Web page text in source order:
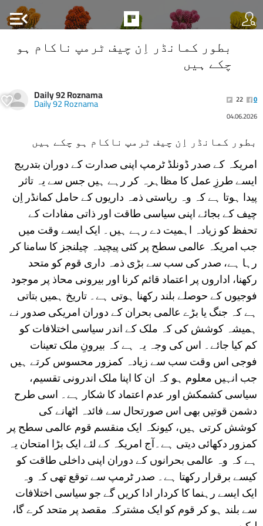
menu_open
بطور کمانڈر اِن چیف ٹرمپ ناکام ہو
چکے ہیں
Daily 92 Roznama
Daily 92 Roznama 22
0
04.06.2026
بطور کمانڈر اِن چیف ٹرمپ ناکام ہو چکے ہیں
امریکہ کے صدر ڈونلڈ ٹرمپ اپنی صدارت کے دوران بتدریج
ایسے طرزِ عمل کا مظاہرہ کر رہے ہیں جس سے یہ تاثر
پیدا ہوتا ہے کہ وہ ریاستی ذمہ داریوں کے حامل کمانڈر اِن
چیف کے بجائے اپنی سیاسی طاقت اور ذاتی مفادات کے
تحفظ کو زیادہ اہمیت دے رہے ہیں۔ ایک ایسے وقت میں
جب امریکہ عالمی سطح پر کئی پیچیدہ چیلنجز کا سامنا کر
رہا ہے، صدر کی سب سے بڑی ذمہ داری قوم کو متحد
رکھنا، اداروں پر اعتماد قائم کرنا اور بیرونی محاذ پر موجود
فوجیوں کے حوصلے بلند رکھنا ہوتی ہے۔ تاریخ ہمیں بتاتی
ہے کہ جنگ یا بڑے عالمی بحران کے دوران امریکی صدور نے
ہمیشہ کوشش کی کہ ملک کے اندر سیاسی اختلافات کو
کم کیا جائے۔ اس کی وجہ یہ ہے کہ بیرونِ ملک تعینات
فوجی اس وقت سب سے زیادہ کمزور محسوس کرتے ہیں
جب انہیں معلوم ہو کہ ان کا اپنا ملک اندرونی تقسیم،
سیاسی کشمکش اور عدم اعتماد کا شکار ہے۔ اسی طرح
دشمن قوتیں بھی اس صورتحال سے فائدہ اٹھانے کی
کوشش کرتی ہیں، کیونکہ ایک منقسم قوم عالمی سطح پر
کمزور دکھائی دیتی ہے۔آج امریکہ کے لئے ایک بڑا امتحان یہ
ہے کہ وہ عالمی بحرانوں کے دوران اپنی داخلی طاقت کو
کیسے برقرار رکھتا ہے۔ صدر ٹرمپ سے توقع تھی کہ وہ
ایک ایسے رہنما کا کردار ادا کریں گے جو سیاسی اختلافات
سے بلند ہو کر قوم کو ایک مشترکہ مقصد پر متحد کرے گا،